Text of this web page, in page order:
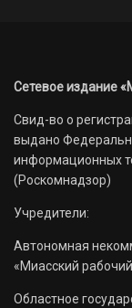
Сетевое издание
Свид-во о
выдано
информационных
(Роскомнадзор)
Учредители:
Автономная
«Миасский
Областное